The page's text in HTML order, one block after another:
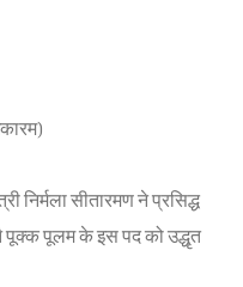
न‍िर्मला सीतारमण ने प्रस‍िद्ध
पूक्‍क पूलम के इस पद को उद्धृत